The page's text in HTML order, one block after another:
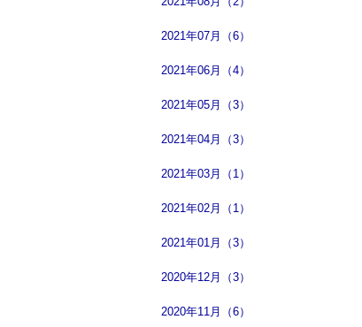
2021年07月（6）
2021年06月（4）
2021年05月（3）
2021年04月（3）
2021年03月（1）
2021年02月（1）
2021年01月（3）
2020年12月（3）
2020年11月（6）